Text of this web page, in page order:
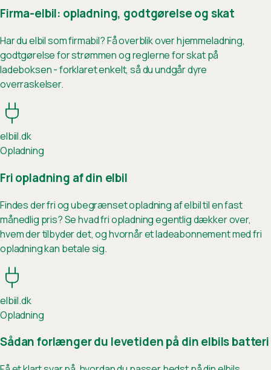
Firma-elbil: opladning, godtgørelse og skat
Har du elbil som firmabil? Få overblik over hjemmeladning,
godtgørelse for strømmen og reglerne for skat på
ladeboksen - forklaret enkelt, så du undgår dyre
overraskelser.
elbiil.dk
Opladning
Fri opladning af din elbil
Findes der fri og ubegrænset opladning af elbil til en fast
månedlig pris? Se hvad fri opladning egentlig dækker over,
hvem der tilbyder det, og hvornår et ladeabonnement med fri
opladning kan betale sig.
elbiil.dk
Opladning
Sådan forlænger du levetiden på din elbils batteri